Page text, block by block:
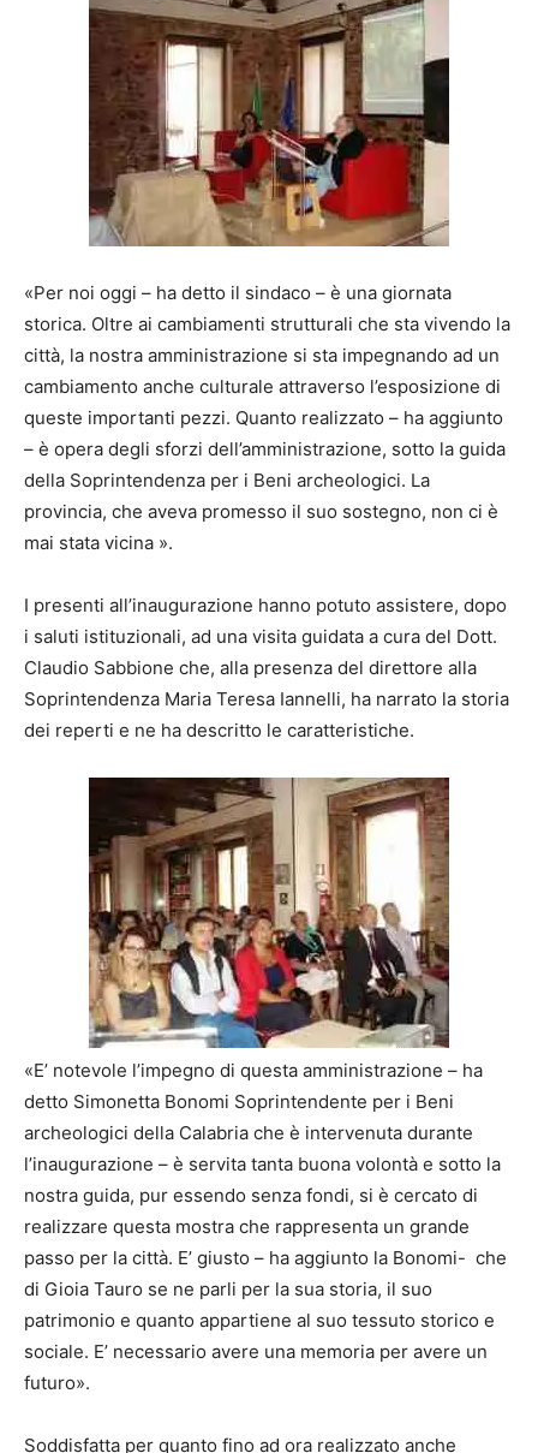
«Per noi oggi – ha detto il sindaco – è una giornata
storica. Oltre ai cambiamenti strutturali che sta vivendo la
città, la nostra amministrazione si sta impegnando ad un
cambiamento anche culturale attraverso l’esposizione di
queste importanti pezzi. Quanto realizzato – ha aggiunto
– è opera degli sforzi dell’amministrazione, sotto la guida
della Soprintendenza per i Beni archeologici. La
provincia, che aveva promesso il suo sostegno, non ci è
mai stata vicina ».
I presenti all’inaugurazione hanno potuto assistere, dopo
i saluti istituzionali, ad una visita guidata a cura del Dott.
Claudio Sabbione che, alla presenza del direttore alla
Soprintendenza Maria Teresa Iannelli, ha narrato la storia
dei reperti e ne ha descritto le caratteristiche.
«E’ notevole l’impegno di questa amministrazione – ha
detto Simonetta Bonomi Soprintendente per i Beni
archeologici della Calabria che è intervenuta durante
l’inaugurazione – è servita tanta buona volontà e sotto la
nostra guida, pur essendo senza fondi, si è cercato di
realizzare questa mostra che rappresenta un grande
passo per la città. E’ giusto – ha aggiunto la Bonomi- che
di Gioia Tauro se ne parli per la sua storia, il suo
patrimonio e quanto appartiene al suo tessuto storico e
sociale. E’ necessario avere una memoria per avere un
futuro».
Soddisfatta per quanto fino ad ora realizzato anche